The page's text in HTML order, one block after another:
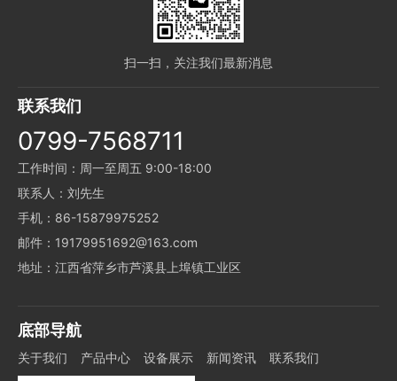
扫一扫，关注我们最新消息
联系我们
0799-7568711
工作时间：周一至周五 9:00-18:00
联系人：刘先生
手机：86-15879975252
邮件：19179951692@163.com
地址：江西省萍乡市芦溪县上埠镇工业区
底部导航
关于我们 产品中心 设备展示 新闻资讯
联系我们